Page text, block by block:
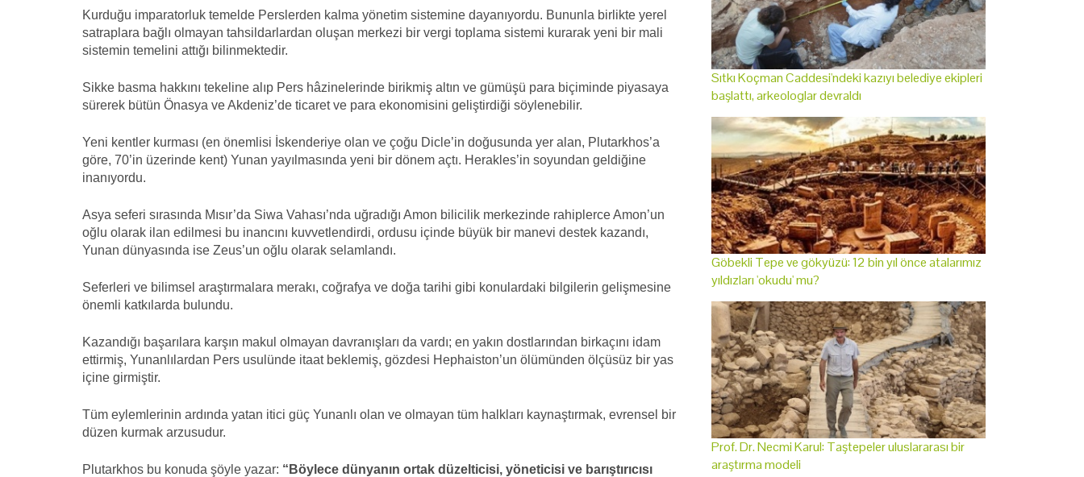
Kurduğu imparatorluk temelde Perslerden kalma yönetim sistemine dayanıyordu. Bununla birlikte yerel
satraplara bağlı olmayan tahsildarlardan oluşan merkezi bir vergi toplama sistemi kurarak yeni bir mali
sistemin temelini attığı bilinmektedir.
Sikke basma hakkını tekeline alıp Pers hâzinelerinde birikmiş altın ve gümüşü para biçiminde piyasaya
sürerek bütün Önasya ve Akdeniz’de ticaret ve para ekonomisini geliştirdiği söylenebilir.
Yeni kentler kurması (en önemlisi İskenderiye olan ve çoğu Dicle’in doğusunda yer alan, Plutarkhos’a
göre, 70’in üzerinde kent) Yunan yayılmasında yeni bir dönem açtı. Herakles’in soyundan geldiğine
inanıyordu.
Asya seferi sırasında Mısır’da Siwa Vahası’nda uğradığı Amon bilicilik merkezinde rahiplerce Amon’un
oğlu olarak ilan edilmesi bu inancını kuvvetlendirdi, ordusu içinde büyük bir manevi destek kazandı,
Yunan dünyasında ise Zeus’un oğlu olarak selamlandı.
Seferleri ve bilimsel araştırmalara merakı, coğrafya ve doğa tarihi gibi konulardaki bilgilerin gelişmesine
önemli katkılarda bulundu.
Kazandığı başarılara karşın makul olmayan davranışları da vardı; en yakın dostlarından birkaçını idam
ettirmiş, Yunanlılardan Pers usulünde itaat beklemiş, gözdesi Hephaiston’un ölümünden ölçüsüz bir yas
içine girmiştir.
Tüm eylemlerinin ardında yatan itici güç Yunanlı olan ve olmayan tüm halkları kaynaştırmak, evrensel bir
düzen kurmak arzusudur.
Plutarkhos bu konuda şöyle yazar: “Böylece dünyanın ortak düzelticisi, yöneticisi ve barıştırıcısı
Sıtkı Koçman Caddesi'ndeki kazıyı belediye ekipleri
başlattı, arkeologlar devraldı
Göbekli Tepe ve gökyüzü: 12 bin yıl önce atalarımız
yıldızları 'okudu' mu?
Prof. Dr. Necmi Karul: Taştepeler uluslararası bir
araştırma modeli